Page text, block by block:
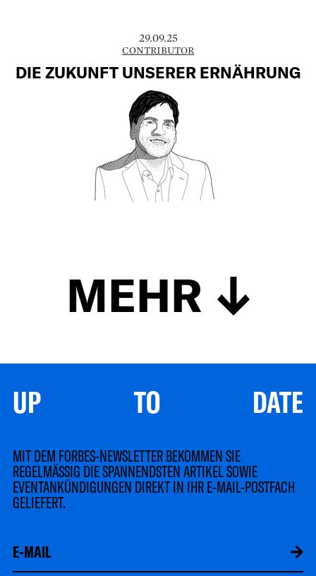
29.09.25
CONTRIBUTOR
DIE ZUKUNFT UNSERER ERNÄHRUNG
MEHR
UP TO DATE
MIT DEM FORBES-NEWSLETTER BEKOMMEN SIE
REGELMÄSSIG DIE SPANNENDSTEN ARTIKEL SOWIE
EVENTANKÜNDIGUNGEN DIREKT IN IHR E-MAIL-POSTFACH
GELIEFERT.